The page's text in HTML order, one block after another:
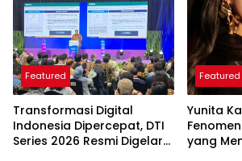
Featured
Transformasi Digital
Indonesia Dipercepat, DTI
Series 2026 Resmi Digelar
Featured
Yunita
yang